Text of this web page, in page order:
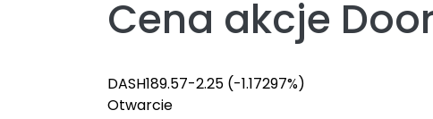
Cena akcje
DASH189.57-2.25 (-1.17297%)
Otwarcie